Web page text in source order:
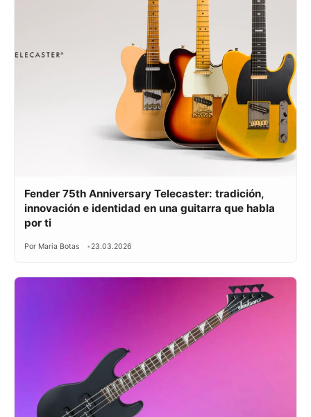
Fender 75th Anniversary Telecaster: tradición,
innovación e identidad en una guitarra que habla
por ti
Por Maria Botas 23.03.2026